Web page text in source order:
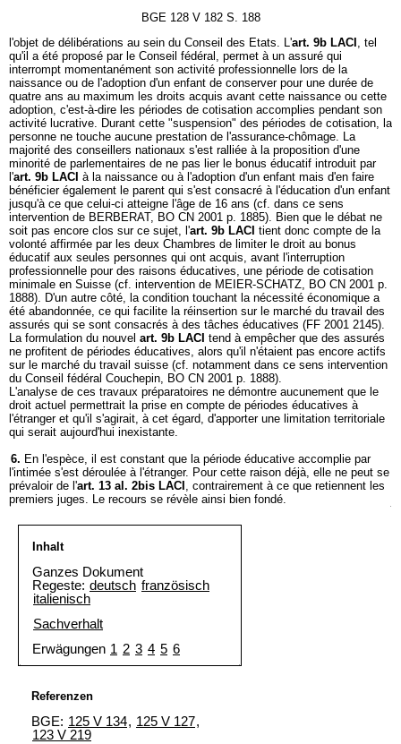
BGE 128 V 182 S. 188
l'objet de délibérations au sein du Conseil des Etats. L'art. 9b LACI , tel
qu'il a été proposé par le Conseil fédéral, permet à un assuré qui
interrompt momentanément son activité professionnelle lors de la
naissance ou de l'adoption d'un enfant de conserver pour une durée de
quatre ans au maximum les droits acquis avant cette naissance ou cette
adoption, c'est-à-dire les périodes de cotisation accomplies pendant son
activité lucrative. Durant cette "suspension" des périodes de cotisation, la
personne ne touche aucune prestation de l'assurance-chômage. La
majorité des conseillers nationaux s'est ralliée à la proposition d'une
minorité de parlementaires de ne pas lier le bonus éducatif introduit par
l'art. 9b LACI à la naissance ou à l'adoption d'un enfant mais d'en faire
bénéficier également le parent qui s'est consacré à l'éducation d'un enfant
jusqu'à ce que celui-ci atteigne l'âge de 16 ans (cf. dans ce sens
intervention de BERBERAT, BO CN 2001 p. 1885). Bien que le débat ne
soit pas encore clos sur ce sujet, l'art. 9b LACI tient donc compte de la
volonté affirmée par les deux Chambres de limiter le droit au bonus
éducatif aux seules personnes qui ont acquis, avant l'interruption
professionnelle pour des raisons éducatives, une période de cotisation
minimale en Suisse (cf. intervention de MEIER-SCHATZ, BO CN 2001 p.
1888). D'un autre côté, la condition touchant la nécessité économique a
été abandonnée, ce qui facilite la réinsertion sur le marché du travail des
assurés qui se sont consacrés à des tâches éducatives (FF 2001 2145).
La formulation du nouvel art. 9b LACI tend à empêcher que des assurés
ne profitent de périodes éducatives, alors qu'il n'étaient pas encore actifs
sur le marché du travail suisse (cf. notamment dans ce sens intervention
du Conseil fédéral Couchepin, BO CN 2001 p. 1888).
L'analyse de ces travaux préparatoires ne démontre aucunement que le
droit actuel permettrait la prise en compte de périodes éducatives à
l'étranger et qu'il s'agirait, à cet égard, d'apporter une limitation territoriale
qui serait aujourd'hui inexistante.
6. En l'espèce, il est constant que la période éducative accomplie par
l'intimée s'est déroulée à l'étranger. Pour cette raison déjà, elle ne peut se
prévaloir de l'art. 13 al. 2bis LACI , contrairement à ce que retiennent les
premiers juges. Le recours se révèle ainsi bien fondé.
Inhalt
Ganzes Dokument
Regeste: deutsch französisch
italienisch
Sachverhalt
Erwägungen 1 2 3 4 5 6
Referenzen
BGE: 125 V 134, 125 V 127,
123 V 219